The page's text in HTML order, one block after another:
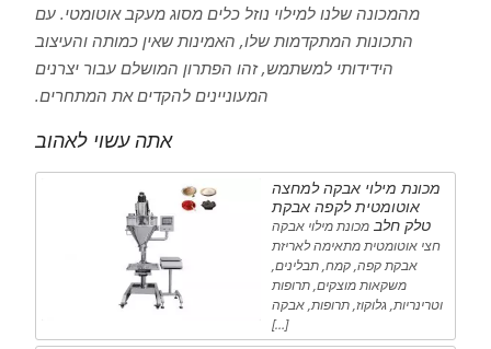
מהמכונה שלנו למילוי נוזל כלים מסוג מעקב אוטומטי. עם
התכונות המתקדמות שלו, האמינות שאין כמותה והעיצוב
הידידותי למשתמש, זהו הפתרון המושלם עבור יצרנים
המעוניינים להקדים את המתחרים.
אתה עשוי לאהוב
מכונת מילוי אבקה למחצה
אוטומטית לקפה אבקת
טלק חלב מכונת מילוי אבקה
חצי אוטומטית מתאימה לאריזת
אבקת קפה, קמח, תבלינים,
משקאות מוצקים, תרופות
וטרינריות, גלוקוז, תרופות, אבקה
[…]